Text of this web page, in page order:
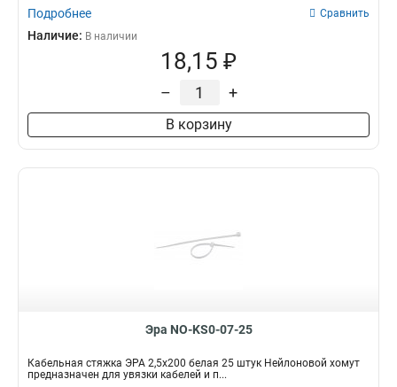
Подробнее Сравнить
Наличие: В наличии
18,15 ₽
– +
В корзину
Эра NO-KS0-07-25
Кабельная стяжка ЭРА 2,5х200 белая 25 штук Нейлоновой хомут
предназначен для увязки кабелей и п...